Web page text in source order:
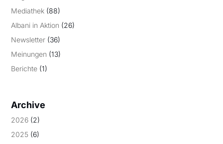
Mediathek (88)
Albani in Aktion (26)
Newsletter (36)
Meinungen (13)
Berichte (1)
Archive
2026 (2)
2025 (6)